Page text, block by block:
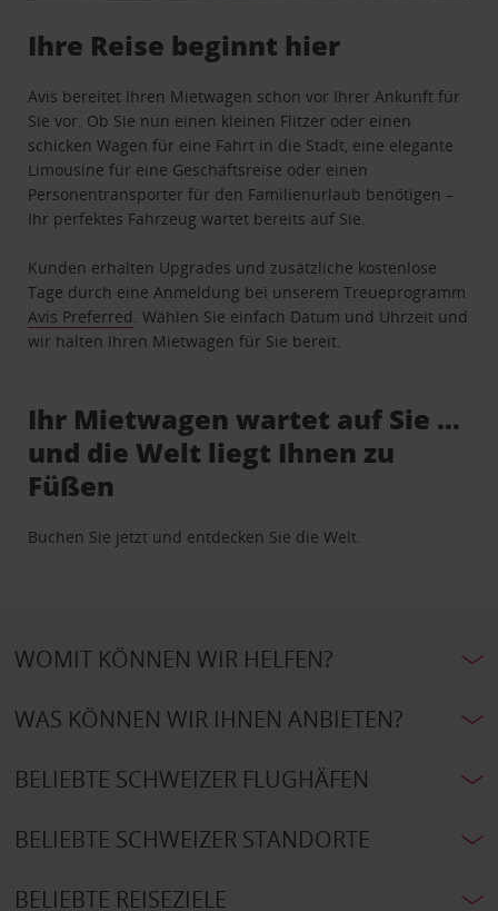
Ihre Reise beginnt hier
Avis bereitet Ihren Mietwagen schon vor Ihrer Ankunft für
Sie vor. Ob Sie nun einen kleinen Flitzer oder einen
schicken Wagen für eine Fahrt in die Stadt, eine elegante
Limousine für eine Geschäftsreise oder einen
Personentransporter für den Familienurlaub benötigen –
Ihr perfektes Fahrzeug wartet bereits auf Sie.
Kunden erhalten Upgrades und zusätzliche kostenlose
Tage durch eine Anmeldung bei unserem Treueprogramm
Avis Preferred . Wählen Sie einfach Datum und Uhrzeit und
wir halten Ihren Mietwagen für Sie bereit.
Ihr Mietwagen wartet auf Sie …
und die Welt liegt Ihnen zu
Füßen
Buchen Sie jetzt und entdecken Sie die Welt.
WOMIT KÖNNEN WIR HELFEN?
WAS KÖNNEN WIR IHNEN ANBIETEN?
BELIEBTE SCHWEIZER FLUGHÄFEN
BELIEBTE SCHWEIZER STANDORTE
BELIEBTE REISEZIELE